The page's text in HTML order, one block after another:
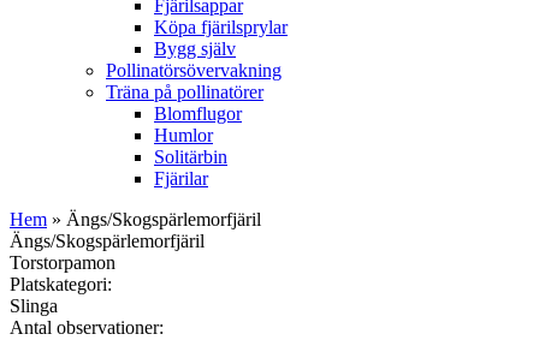
Fjärilsappar
Köpa fjärilsprylar
Bygg själv
Pollinatörsövervakning
Träna på pollinatörer
Blomflugor
Humlor
Solitärbin
Fjärilar
Hem » Ängs/Skogspärlemorfjäril
Ängs/Skogspärlemorfjäril
Torstorpamon
Platskategori:
Slinga
Antal observationer: